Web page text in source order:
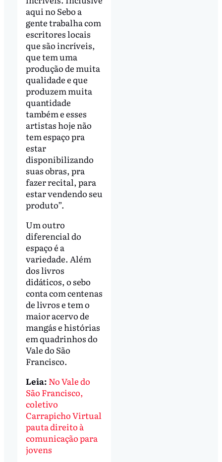
aqui no Sebo a
gente trabalha com
escritores locais
que são incríveis,
que tem uma
produção de muita
qualidade e que
produzem muita
quantidade
também e esses
artistas hoje não
tem espaço pra
estar
disponibilizando
suas obras, pra
fazer recital, para
estar vendendo seu
produto”.
Um outro
diferencial do
espaço é a
variedade. Além
dos livros
didáticos, o sebo
conta com centenas
de livros e tem o
maior acervo de
mangás e histórias
em quadrinhos do
Vale do São
Francisco.
Leia: No Vale do
São Francisco,
coletivo
Carrapicho Virtual
pauta direito à
comunicação para
jovens